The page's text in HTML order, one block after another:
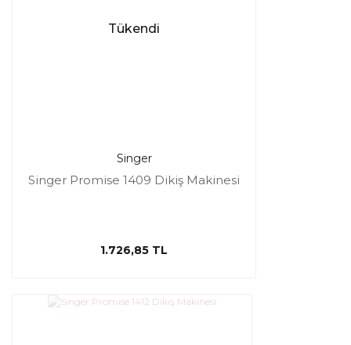
Tükendi
Singer
Singer Promise 1409 Dikiş Makinesi
1.726,85 TL